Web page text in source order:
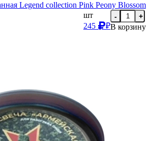
Legend collection Pink Peony Blossom
шт
245
₽
- +
В корзину